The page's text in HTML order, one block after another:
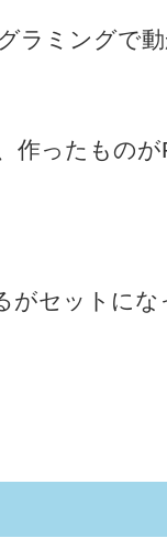
ラミングで
作ったもの
がセットに